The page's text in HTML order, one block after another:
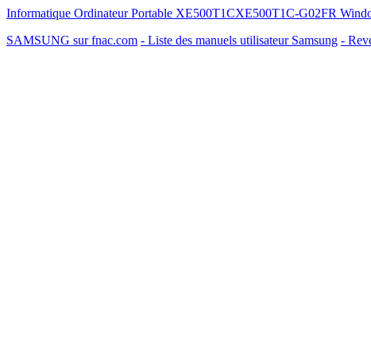
Informatique Ordinateur Portable XE500T1CXE500T1C-G02FR
SAMSUNG sur fnac.com - Liste des manuels utilisateur Samsung -